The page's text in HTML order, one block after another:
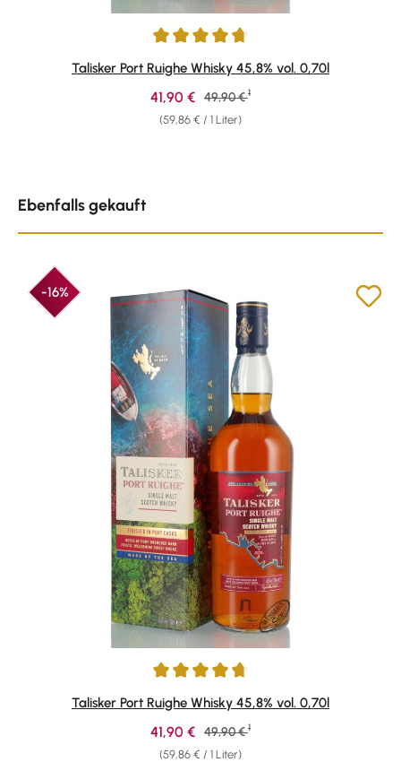
Durchschnittliche Bewertung von 4.84 von 5 Sternen
Talisker Port Ruighe Whisky 45,8% vol. 0,70l
(59,86 € / 1 Liter)
Verkaufspreis:
41,90 € Regulärer Preis:
49,90 € 1
Ebenfalls gekauft
-16%
Durchschnittliche Bewertung von 4.84 von 5 Sternen
Talisker Port Ruighe Whisky 45,8% vol. 0,70l
(59,86 € / 1 Liter)
Verkaufspreis:
41,90 € Regulärer Preis:
49,90 € 1